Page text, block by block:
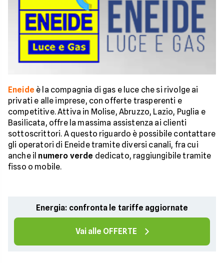
Eneide è la compagnia di gas e luce che si rivolge ai
privati e alle imprese, con offerte trasperenti e
competitive. Attiva in Molise, Abruzzo, Lazio, Puglia e
Basilicata, offre la massima assistenza ai clienti
sottoscrittori. A questo riguardo è possibile contattare
gli operatori di Eneide tramite diversi canali, fra cui
anche il numero verde dedicato, raggiungibile tramite
fisso o mobile.
Energia: confronta le tariffe aggiornate
Vai alle OFFERTE